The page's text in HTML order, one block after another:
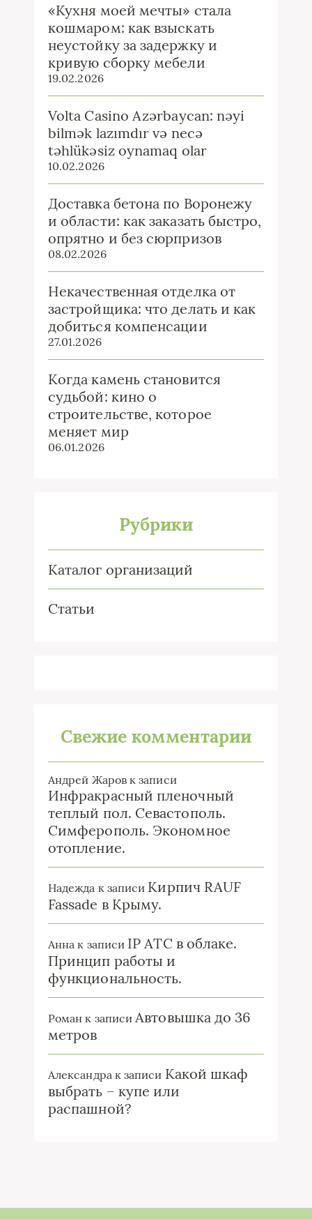
«Кухня моей мечты» стала
кошмаром: как взыскать
неустойку за задержку и
кривую сборку мебели
19.02.2026
Volta Casino Azərbaycan: nəyi
bilmək lazımdır və necə
təhlükəsiz oynamaq olar
10.02.2026
Доставка бетона по Воронежу
и области: как заказать быстро,
опрятно и без сюрпризов
08.02.2026
Некачественная отделка от
застройщика: что делать и как
добиться компенсации
27.01.2026
Когда камень становится
судьбой: кино о
строительстве, которое
меняет мир
06.01.2026
Рубрики
Каталог организаций
Статьи
Свежие комментарии
Андрей Жаровк записи
Инфракрасный пленочный
теплый пол. Севастополь.
Симферополь. Экономное
отопление.
Надежда к записи Кирпич RAUF
Fassade в Крыму.
Анна к записи IP ATC в облаке.
Принцип работы и
функциональность.
Роман к записи Автовышка до 36
метров
Александра к записи Какой шкаф
выбрать – купе или
распашной?